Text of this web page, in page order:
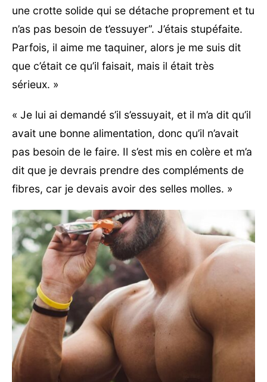
une crotte solide qui se détache proprement et tu
n’as pas besoin de t’essuyer”. J’étais stupéfaite.
Parfois, il aime me taquiner, alors je me suis dit
que c’était ce qu’il faisait, mais il était très
sérieux. »
« Je lui ai demandé s’il s’essuyait, et il m’a dit qu’il
avait une bonne alimentation, donc qu’il n’avait
pas besoin de le faire. Il s’est mis en colère et m’a
dit que je devrais prendre des compléments de
fibres, car je devais avoir des selles molles. »